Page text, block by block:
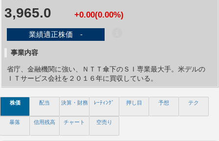
3,965.0 +0.00(0.00%)
業績適正株価 -
事業内容
省庁、金融機関に強い、ＮＴＴ傘下のＳＩ専業最大手。米デルの
ＩＴサービス会社を２０１６年に買収している。
株価 配当 決算・財務 ﾚｰﾃｨﾝｸﾞ 押し目 予想 テク
暴落 信用残高 チャート 空売り